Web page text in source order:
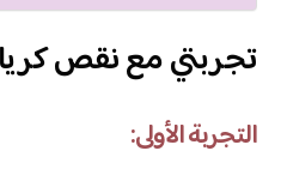
تجربتي مع نقص
التجربة الأولى: